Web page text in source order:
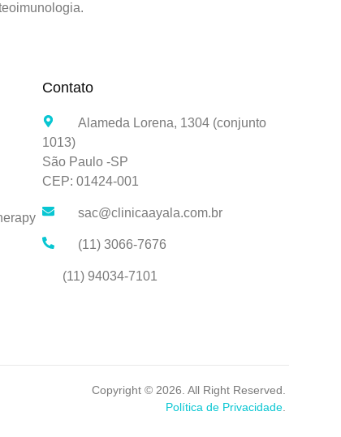
Contato
Alameda Lorena, 1304 (conjunto
1013)
São Paulo -SP
CEP: 01424-001
sac@clinicaayala.com.br
(11) 3066-7676
(11) 94034-7101
Copyright © 2026. All Right Reserved.
Política de Privacidade.